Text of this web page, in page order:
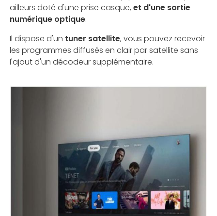
ailleurs doté d'une prise casque, et d'une sortie
numérique optique.
Il dispose d'un tuner satellite, vous pouvez recevoir
les programmes diffusés en clair par satellite sans
l'ajout d'un décodeur supplémentaire.